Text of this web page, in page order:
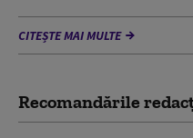
CITEȘTE MAI MULTE
Recomandările